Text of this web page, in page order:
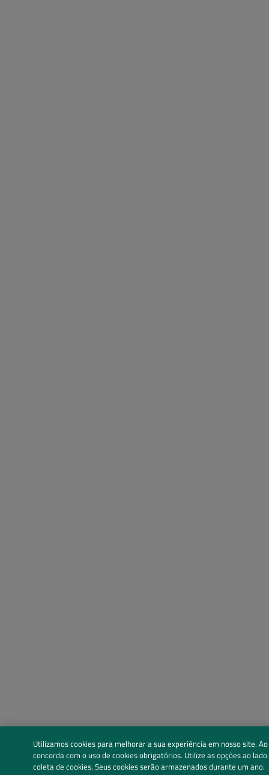
Utilizamos cookies para melhorar a sua experiência em nosso site.
concorda com o uso de cookies obrigatórios. Utilize as opções ao
coleta de cookies. Seus cookies serão armazenados durante um ano.